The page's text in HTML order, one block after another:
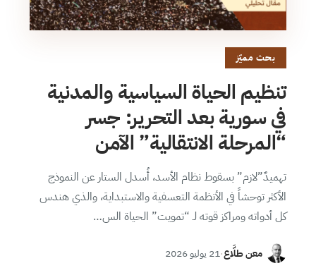
بحث مميّز
تنظيم الحياة السياسية والمدنية
في سورية بعد التحرير: جسر
“المرحلة الانتقالية” الآمن
تهميدٌ”لازم” بسقوط نظام الأسد، أُسدل الستار عن النموذج
الأكثر توحشاً في الأنظمة التعسفية والاستبداية، والذي هندس
كل أدواته ومراكز قوته لـ “تمويت” الحياة الس…
معن طلَّاع·21 يوليو 2026